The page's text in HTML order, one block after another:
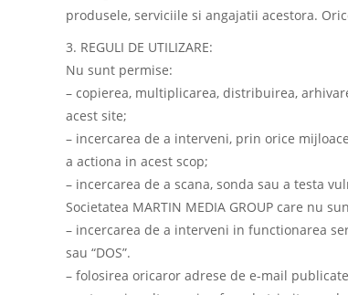
produsele, serviciile si angajatii acestora.
3. REGULI DE UTILIZARE:
Nu sunt permise:
– copierea, multiplicarea, distribuirea,
acest site;
– incercarea de a interveni, prin orice
a actiona in acest scop;
– incercarea de a scana, sonda sau a testa
Societatea MARTIN MEDIA GROUP care nu
– incercarea de a interveni in functionarea
sau “DOS”.
– folosirea oricaror adrese de e-mail